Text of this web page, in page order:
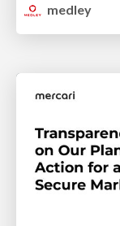
medley